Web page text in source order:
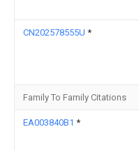
CN202578555U *
Family To Family Citations
EA003840B1 *